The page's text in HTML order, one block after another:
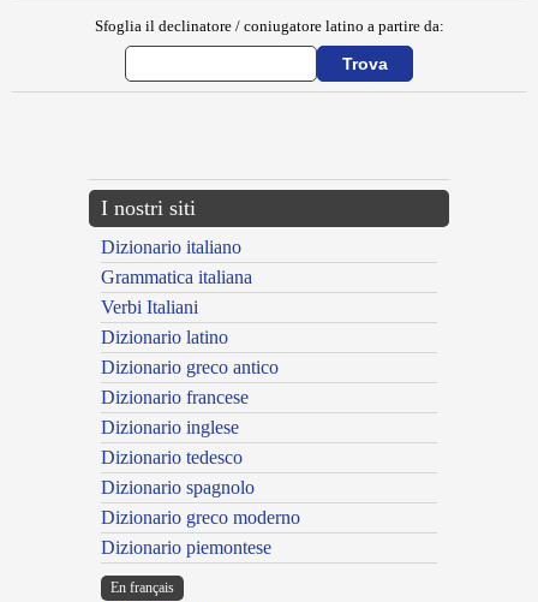
Sfoglia il declinatore / coniugatore latino a partire da:
I nostri siti
Dizionario italiano
Grammatica italiana
Verbi Italiani
Dizionario latino
Dizionario greco antico
Dizionario francese
Dizionario inglese
Dizionario tedesco
Dizionario spagnolo
Dizionario greco moderno
Dizionario piemontese
En français